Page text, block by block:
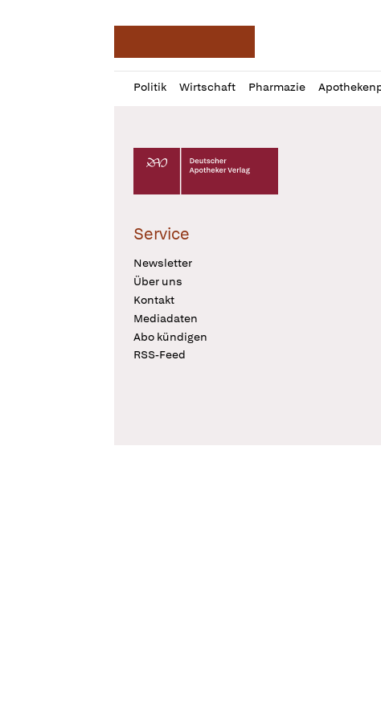
Politik Wirtschaft Pharmazie
Profil
öffnen
Daz
Pur
Deutscher Apotheker Verlag Logo
Service
Newsletter
Über uns
Kontakt
Mediadaten
Abo kündigen
RSS-Feed